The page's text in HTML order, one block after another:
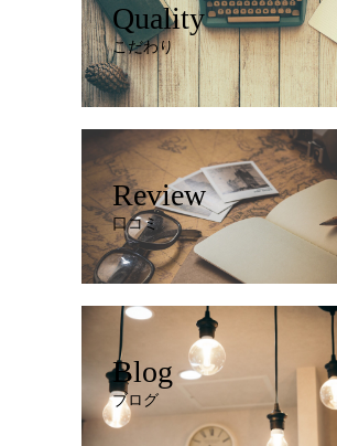
Quality
こだわり
Review
口コミ
Blog
ブログ